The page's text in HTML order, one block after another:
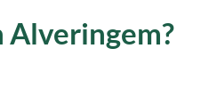
Alveringem?